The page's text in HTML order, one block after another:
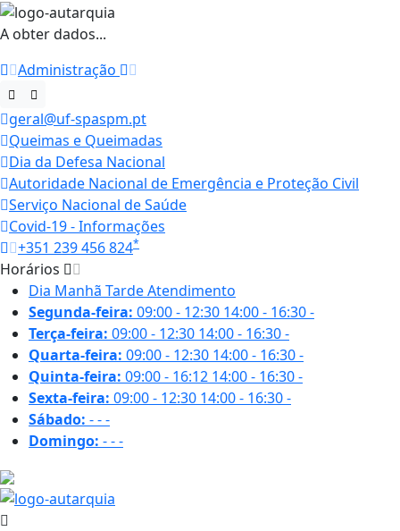
A obter dados...
Administração
geral@uf-spaspm.pt
Queimas e Queimadas
Dia da Defesa Nacional
Autoridade Nacional de Emergência e Proteção Civil
Serviço Nacional de Saúde
Covid-19 - Informações
+351 239 456 824*
Horários
Dia Manhã TardeAtendimento
Segunda-feira: 09:00 - 12:30 14:00 - 16:30-
Terça-feira: 09:00 - 12:30 14:00 - 16:30-
Quarta-feira: 09:00 - 12:30 14:00 - 16:30-
Quinta-feira: 09:00 - 16:12 14:00 - 16:30-
Sexta-feira: 09:00 - 12:30 14:00 - 16:30-
Sábado: ---
Domingo: ---